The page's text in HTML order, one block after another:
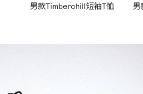
男款Timberchill短袖T恤 男